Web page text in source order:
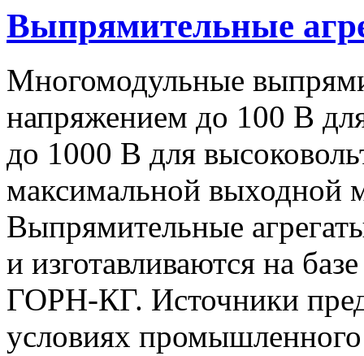
Выпрямительные
Многомодульные
напряжением до 100 В
до 1000 В для
максимальной
Выпрямительные
и изготавливаются на
ГОРН-КГ. Источники
условиях промышленного